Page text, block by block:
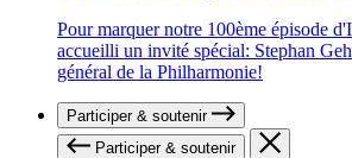
Pour marquer notre 100ème épisode
accueilli un invité spécial: Stephan
général de la Philharmonie!
Participer & soutenir
Participer & soutenir